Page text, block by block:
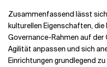
Zusammenfassend lässt
kulturellen Eigenschaften, die
Governance-Rahmen auf der
Agilität anpassen und sich
Einrichtungen grundlegend